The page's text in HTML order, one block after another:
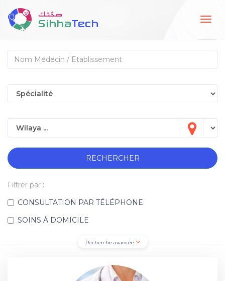
RECHERCHER
Filtrer par :
CONSULTATION PAR TÉLÉPHONE
SOINS À DOMICILE
Recherche avancée